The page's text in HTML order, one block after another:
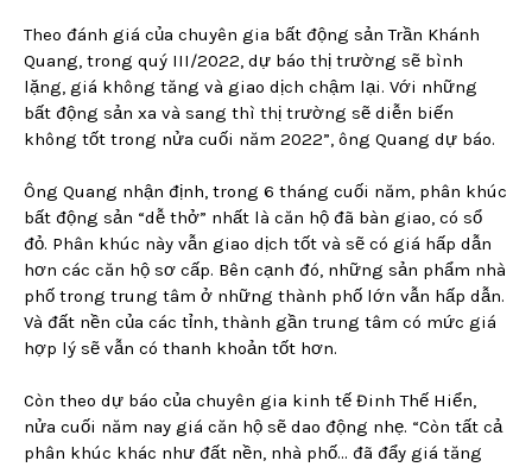
Theo đánh giá của chuyên gia bất động sản Trần Khánh
Quang, trong quý III/2022, dự báo thị trường sẽ bình
lặng, giá không tăng và giao dịch chậm lại. Với những
bất động sản xa và sang thì thị trường sẽ diễn biến
không tốt trong nửa cuối năm 2022”, ông Quang dự báo.
Ông Quang nhận định, trong 6 tháng cuối năm, phân khúc
bất động sản “dễ thở” nhất là căn hộ đã bàn giao, có sổ
đỏ. Phân khúc này vẫn giao dịch tốt và sẽ có giá hấp dẫn
hơn các căn hộ sơ cấp. Bên cạnh đó, những sản phẩm nhà
phố trong trung tâm ở những thành phố lớn vẫn hấp dẫn.
Và đất nền của các tỉnh, thành gần trung tâm có mức giá
hợp lý sẽ vẫn có thanh khoản tốt hơn.
Còn theo dự báo của chuyên gia kinh tế Đinh Thế Hiển,
nửa cuối năm nay giá căn hộ sẽ dao động nhẹ. “Còn tất cả
phân khúc khác như đất nền, nhà phố… đã đẩy giá tăng